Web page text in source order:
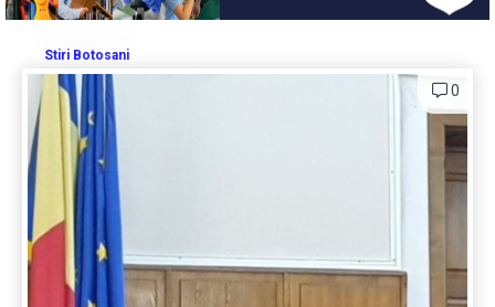
Stiri Botosani
0